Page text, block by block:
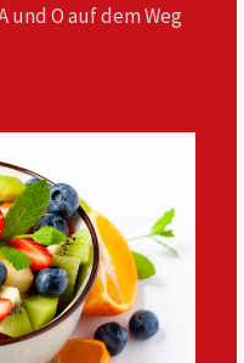
und O auf dem Weg